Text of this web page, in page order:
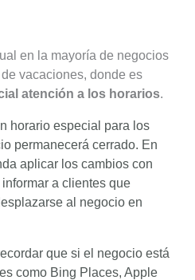
en la mayoría de negocios
vacaciones, donde es
atención a los horarios.
horario especial para los
permanecerá cerrado. En
aplicar los cambios con
a clientes que
al negocio en
que si el negocio está
como Bing Places, Apple